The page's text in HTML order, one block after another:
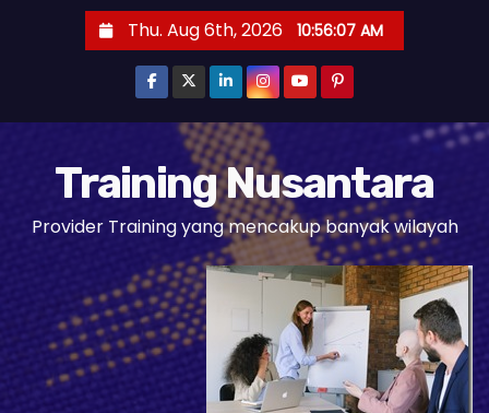
t
Thu. Aug 6th, 2026 10:56:09 AM
Training Nusantara
Provider Training yang mencakup banyak wilayah